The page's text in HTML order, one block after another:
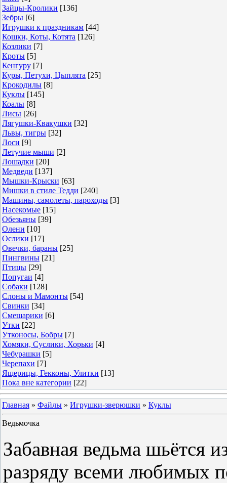
Зайцы-Кролики [136]
Зебры [6]
Игрушки к праздникам [44]
Кошки, Коты, Котята [126]
Козлики [7]
Кроты [5]
Кенгуру [7]
Куры, Петухи, Цыплята [25]
Крокодилы [8]
Куклы [145]
Коалы [8]
Лисы [26]
Лягушки-Квакушки [32]
Львы, тигры [32]
Лоси [9]
Летучие мыши [2]
Лошадки [20]
Медведи [137]
Мышки-Крыски [63]
Мишки в стиле Тедди [240]
Машины, самолеты, пароходы [3]
Насекомые [15]
Обезьяны [39]
Олени [10]
Ослики [17]
Овечки, бараны [25]
Пингвины [21]
Птицы [29]
Попугаи [4]
Собаки [128]
Слоны и Мамонты [54]
Свинки [34]
Смешарики [6]
Утки [22]
Утконосы, Бобры [7]
Хомяки, Суслики, Хорьки [4]
Чебурашки [5]
Черепахи [7]
Ящерицы, Гекконы, Улитки [13]
Пока вне категории [22]
Главная » Файлы » Игрушки-зверюшки » Куклы
Ведьмочка
Забавная ведьма шьётся
разряду всеми любимых